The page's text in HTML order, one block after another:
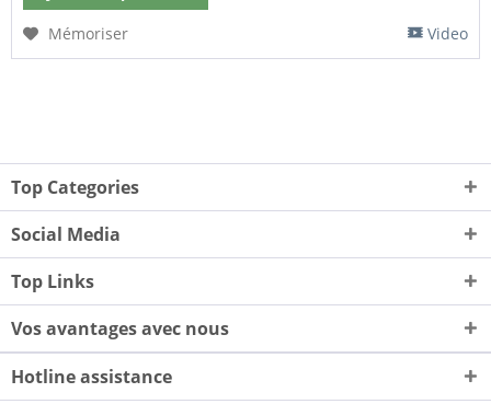
Mémoriser
Video
Top Categories
Social Media
Top Links
Vos avantages avec nous
Hotline assistance